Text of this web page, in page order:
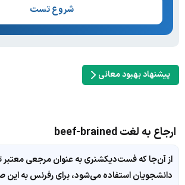
شروع تست
پیشنهاد بهبود معانی
ارجاع به لغت beef-brained
از آن‌جا که فست‌دیکشنری به عنوان مرجعی معتبر
دانشجویان استفاده می‌شود، برای رفرنس به این